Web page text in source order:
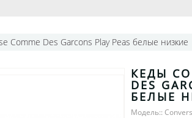
Comme Des Garcons Play Peas белые низкие
КЕДЫ
DES
БЕЛЫЕ
Модель::